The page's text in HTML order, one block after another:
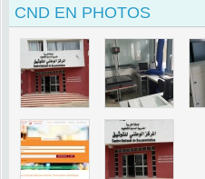
CND EN PHOTOS